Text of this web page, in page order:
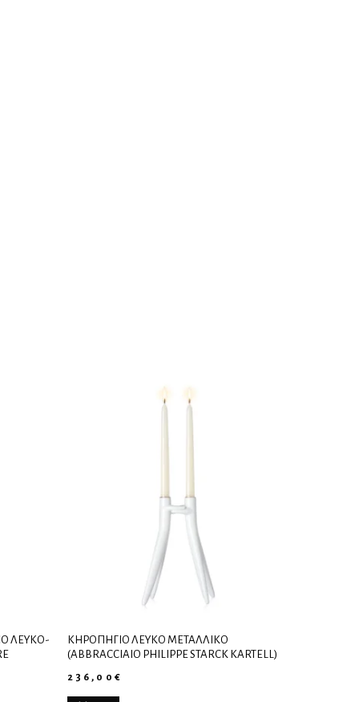
ΛΕΥΚΌ-
ΚΗΡΟΠΉΓΙΟ ΛΕΥΚΌ ΜΕΤΑΛΛΙΚΌ
(ABBRACCIAIO PHILIPPE STARCK KARTELL)
236,00 €